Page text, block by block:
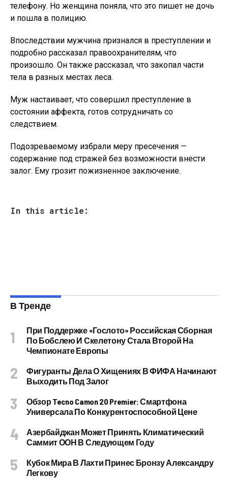
телефону. Но женщина поняла, что это пишет не дочь
и пошла в полицию.
Впоследствии мужчина признался в преступлении и
подробно рассказал правоохранителям, что
произошло. Он также рассказал, что закопал части
тела в разных местах леса.
Муж настаивает, что совершил преступление в
состоянии аффекта, готов сотрудничать со
следствием.
Подозреваемому избрали меру пресечения —
содержание под стражей без возможности внести
залог. Ему грозит пожизненное заключение.
In this article:
В Тренде
При Поддержке «Гослото» Российская Сборная
По Бобслею И Скелетону Стала Второй На
Чемпионате Европы
Фигуранты Дела О Хищениях В ФИФА Начинают
Выходить Под Залог
Обзор Tecno Camon 20 Premier: Смартфона
Универсала По Конкурентоспособной Цене
Азербайджан Может Принять Климатический
Саммит ООН В Следующем Году
Кубок Мира В Лахти Принес Бронзу Александру
Легкову